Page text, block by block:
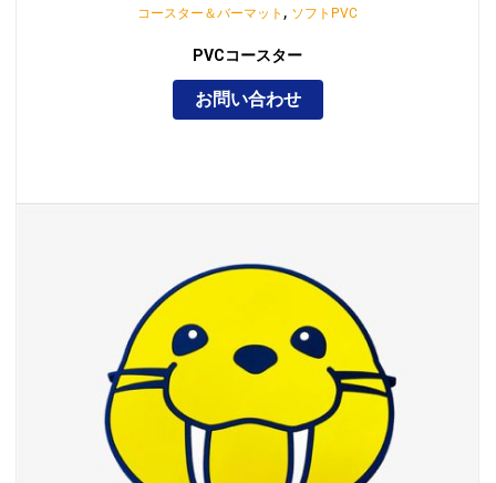
コースター＆バーマット , ソフトPVC
PVCコースター
お問い合わせ